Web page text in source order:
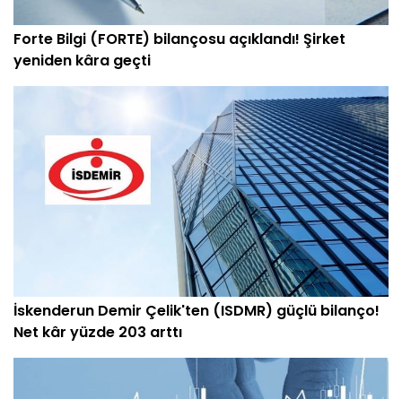
Forte Bilgi (FORTE) bilançosu açıklandı! Şirket
yeniden kâra geçti
İskenderun Demir Çelik'ten (ISDMR) güçlü bilanço!
Net kâr yüzde 203 arttı